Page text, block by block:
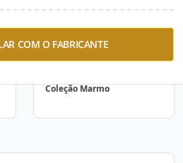
COM O FABRICANTE
Coleção Marmo